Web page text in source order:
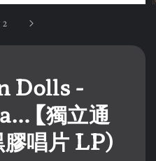
2
Dolls -
【獨立通
膠唱片 LP)